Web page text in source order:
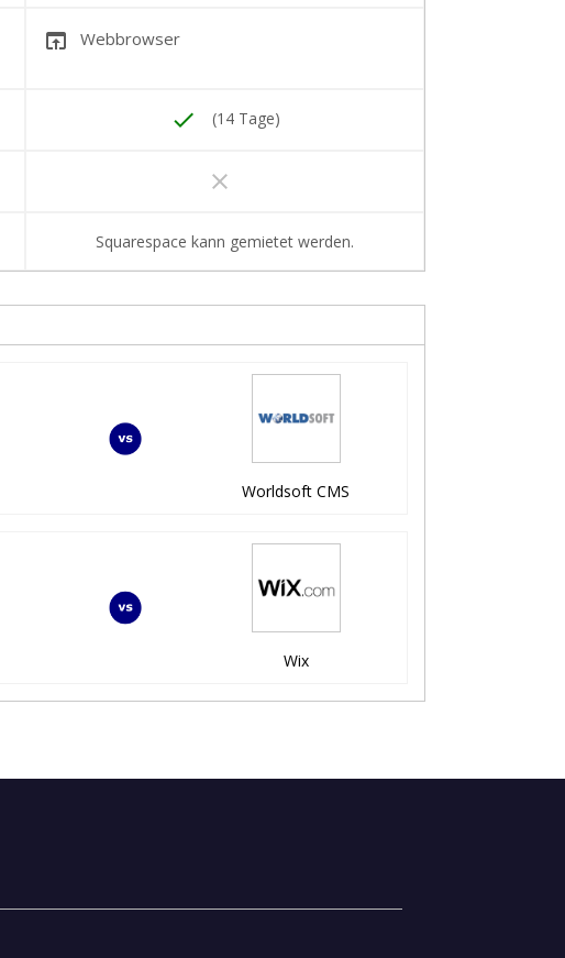
open_in_browser Webbrowser
done (14 Tage)
clear
Squarespace kann gemietet werden.
Worldsoft CMS
Wix